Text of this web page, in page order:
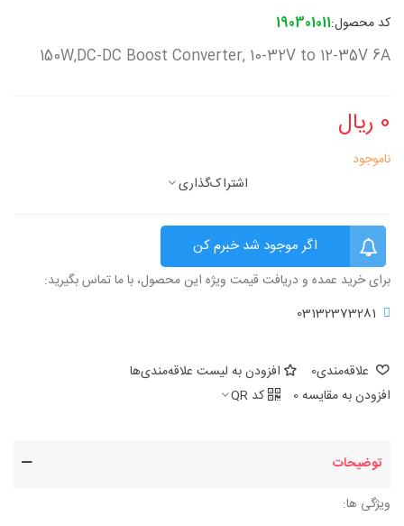
کد محصول:190301011
150W,DC-DC Boost Converter, 10-32V to 12-35V 6A
0 ریال
ناموجود
اشتراک‌گذاری
اگر موجود شد خبرم کن
برای خرید عمده و دریافت قیمت ویژه این محصول، با ما تماس بگیرید:
03132373281
علاقه‌مندی0
افزودن به لیست علاقه‌مندی‌ها
افزودن به مقایسه0 کد QR
توضیحات
ویژگی ها: